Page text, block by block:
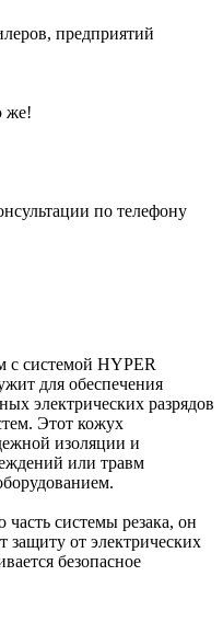
предприятий
же!
по телефону
с системой HYPER
для обеспечения
электрических разрядов
Этот кожух
изоляции и
или травм
системы резака, он
защиту от электрических
безопасное